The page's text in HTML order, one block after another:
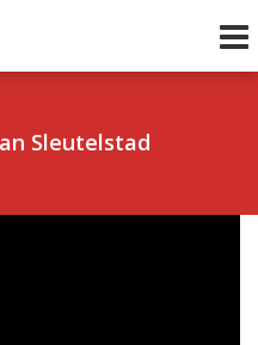
Sleutelstad